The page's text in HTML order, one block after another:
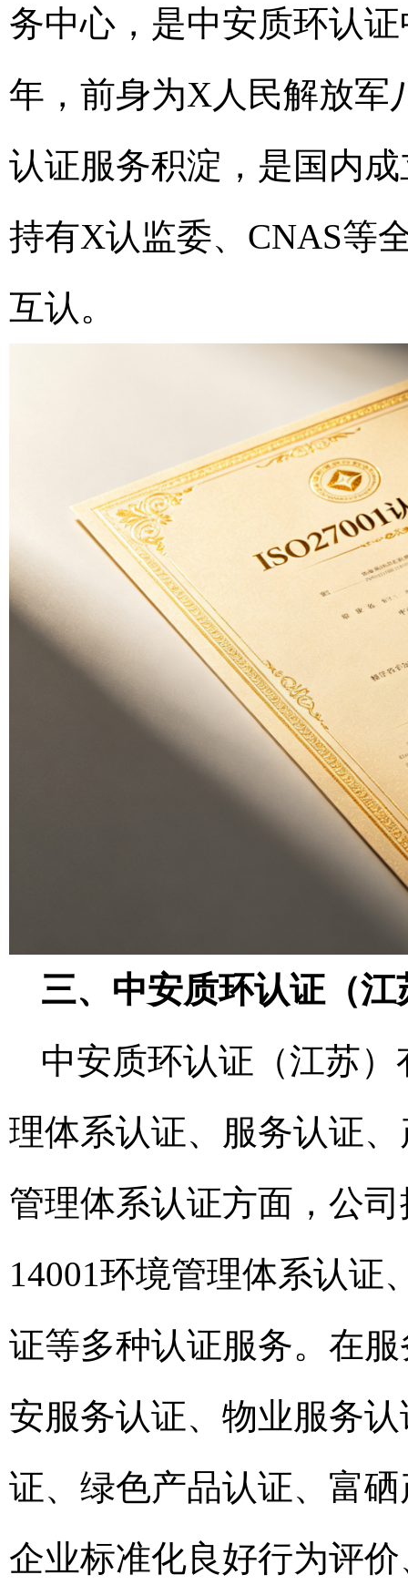
务中心，是中安质环认
年，前身为X人民解放军
认证服务积淀，是国内
持有X认监委、CNAS等
互认。
三、中安质环认证（
中安质环认证（江苏
理体系认证、服务认证
管理体系认证方面，公
14001环境管理体系认证
证等多种认证服务。在
安服务认证、物业服务
证、绿色产品认证、富
企业标准化良好行为评